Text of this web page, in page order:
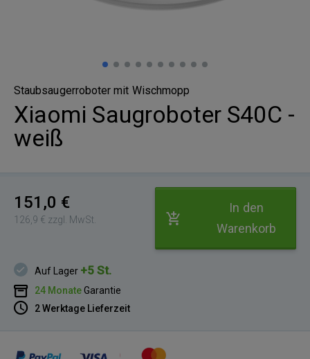
Staubsaugerroboter mit Wischmopp
Xiaomi Saugroboter S40C -
weiß
151,0 €
126,9 € zzgl. MwSt.
In den
Warenkorb
Auf Lager +5 St.
24 MonateGarantie
2 Werktage Lieferzeit